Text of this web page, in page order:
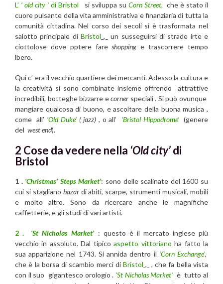
L’ ‘ old city ‘ di Bristol si sviluppa su Corn Street, che è stato il
cuore pulsante della vita amministrativa e finanziaria di tutta la
comunità cittadina. Nel corso dei secoli si è trasformata nel
salotto principale diBristol ,
un susseguirsi di strade irte e
ciottolose dove pptere fareshopping e trascorrere tempo
lbero.
Qui c’ era il vecchio quartiere dei mercanti. Adesso la cultura e
la creatività si sono combinate insieme offrendo attrattive
incredibili, botteghe bizzarre ecorner speciali . Si può ovunque
mangiare qualcosa di buono, e ascoltare della buona musica ,
come all’ ‘Old Duke’ ( jazz), o all’ ‘Bristol Hippodrome’(genere
del west end).
2 Cose da vedere nella ‘Old city’di
Bristol
1 . ‘Christmas’ Steps Market’: sono delle scalinate del 1600 su
cui si stagliano bazardi abiti, scarpe, strumenti musicali, mobili
e molto altro. Sono da ricercare anche le magnifiche
caffetterie, e gli studi di vari artisti.
2 . ‘St Nicholas Market’ : questo è il mercato inglese più
vecchio in assoluto. Dal tipicoaspetto vittoriano ha fatto la
sua apparizione nel 1743. Si annida dentro il ‘Corn Exchange’,
che è la borsa di scambio merci diBristol , , che fa bella vista
con il suo gigantesco orologio . ‘St Nicholas Market’ è tutto al